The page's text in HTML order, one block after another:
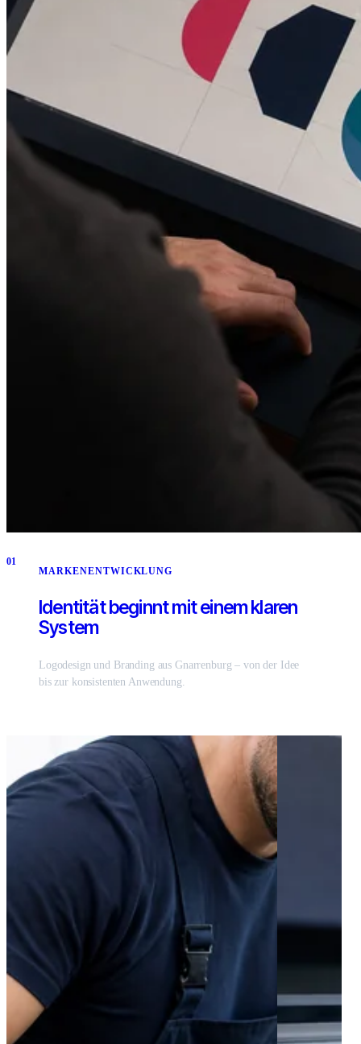
01
MARKENENTWICKLUNG
Identität beginnt mit einem klaren
System
Logodesign und Branding aus Gnarrenburg – von der Idee
bis zur konsistenten Anwendung.